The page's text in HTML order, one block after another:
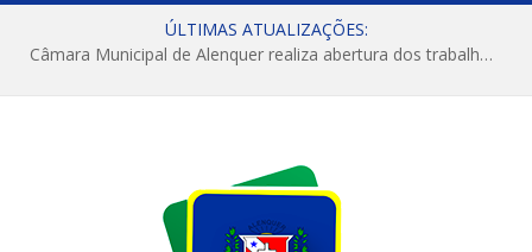
ÚLTIMAS ATUALIZAÇÕES:
Câmara Municipal de Alenquer realiza abertura dos trabalhos do 4º Período Legislativo